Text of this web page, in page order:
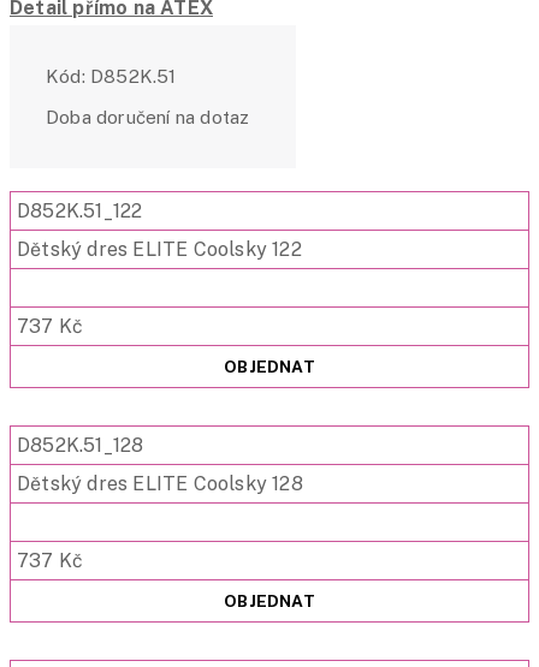
Detail přímo na ATEX
Kód: D852K.51
Doba doručení na dotaz
D852K.51_122
Dětský dres ELITE Coolsky 122
737 Kč
OBJEDNAT
D852K.51_128
Dětský dres ELITE Coolsky 128
737 Kč
OBJEDNAT